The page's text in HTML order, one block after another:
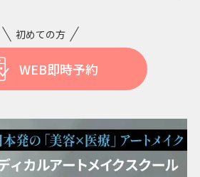
初めての方
WEB即時予約